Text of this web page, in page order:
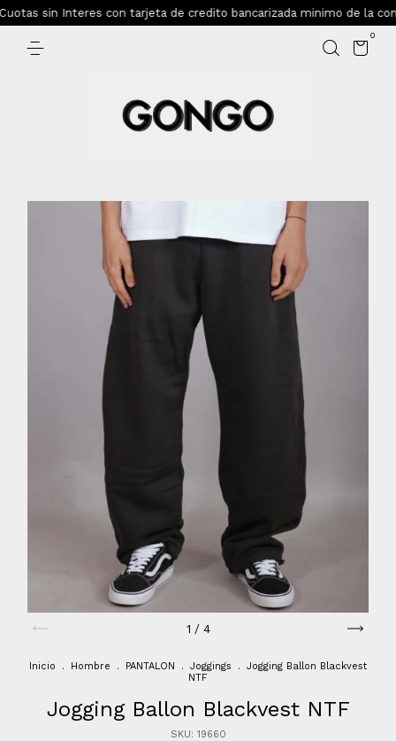
sin Interes con tarjeta de credito bancarizada minimo de la
0
1 / 4
Inicio . Hombre . PANTALON . Joggings .
Jogging Ballon Blackvest
NTF
Jogging Ballon Blackvest NTF
SKU: 19660